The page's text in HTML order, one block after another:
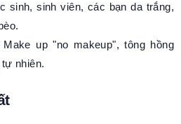
sinh, sinh viên, các bạn da trắng,
up "no makeup", tông hồng
nhiên.